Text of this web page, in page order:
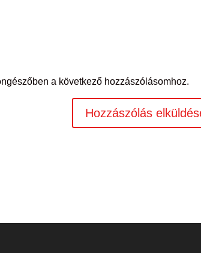
a következő hozzászólásomhoz.